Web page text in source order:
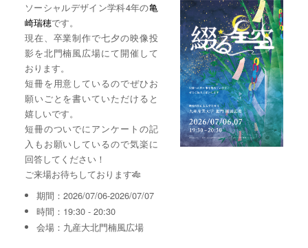
ソーシャルデザイン学科4年の亀
崎瑞穂です。
現在、卒業制作で七夕の映像投
影を北門楠風広場にて開催して
おります。
短冊を用意しているのでぜひお
願いごとを書いていただけると
嬉しいです。
短冊のついでにアンケートの記
入もお願いしているので気楽に
回答してください！
ご来場お待ちしております🎋
期間：2026/07/06-2026/07/07
時間：19:30 - 20:30
会場：九産大北門楠風広場